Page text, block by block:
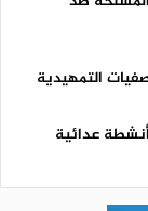
التمهيدية
عدائية